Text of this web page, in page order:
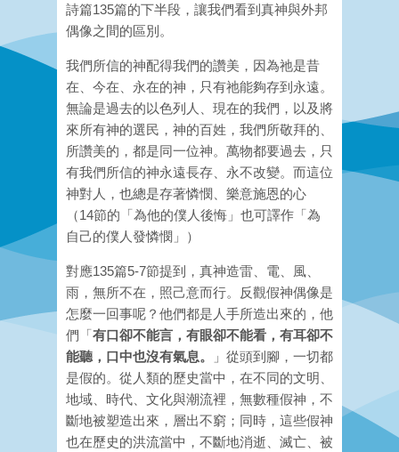
詩篇135篇的下半段，讓我們看到真神與外邦
偶像之間的區別。
我們所信的神配得我們的讚美，因為祂是昔
在、今在、永在的神，只有祂能夠存到永遠。
無論是過去的以色列人、現在的我們，以及將
來所有神的選民，神的百姓，我們所敬拜的、
所讚美的，都是同一位神。萬物都要過去，只
有我們所信的神永遠長存、永不改變。而這位
神對人，也總是存著憐憫、樂意施恩的心
（14節的「為他的僕人後悔」也可譯作「為
自己的僕人發憐憫」）
對應135篇5-7節提到，真神造雷、電、風、
雨，無所不在，照己意而行。反觀假神偶像是
怎麼一回事呢？他們都是人手所造出來的，他
們「有口卻不能言，有眼卻不能看，有耳卻不
能聽，口中也沒有氣息。
」從頭到腳，一切都
是假的。從人類的歷史當中，在不同的文明、
地域、時代、文化與潮流裡，無數種假神，不
斷地被塑造出來，層出不窮；同時，這些假神
也在歷史的洪流當中，不斷地消逝、滅亡、被